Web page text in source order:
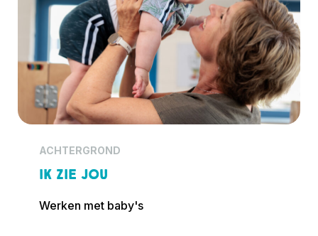
ACHTERGROND
Ik zie jou
Werken met baby's